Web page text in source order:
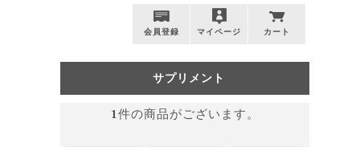
会員登録 マイページ カート
サプリメント
1 件の商品がございます。